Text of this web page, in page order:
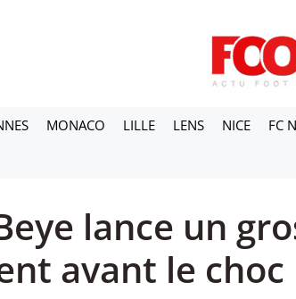
MONACO LILLE LENS NICE FC
lance un
avant le choc